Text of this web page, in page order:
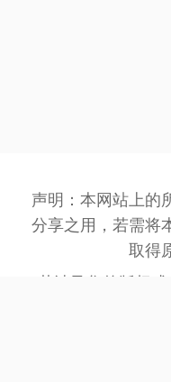
声明：本网站上的
分享之用，若需将
取得
若涉及您的版权